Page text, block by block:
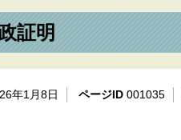
証明
年1月8日 ページID 001035